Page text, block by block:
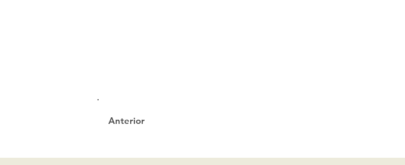
Anterior